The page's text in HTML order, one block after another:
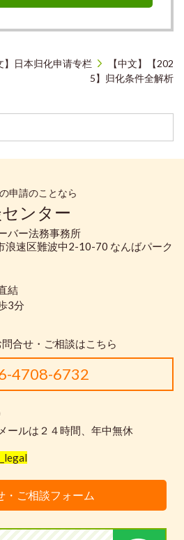
】日本归化申请专栏
【中文】【202
5】归化条件全解析
申請のことなら
ンター
バー法務事務所
速区難波中2-10-70 なんばパーク
結
3分
合せ・ご相談はこちら
4708-6732
ルは２４時間、年中無休
・ご相談フォーム